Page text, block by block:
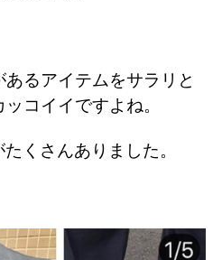
るアイテムをサラリと
コイイですよね。
くさんありました。